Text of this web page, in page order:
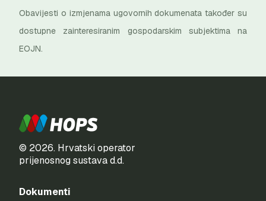
Obavijesti o izmjenama ugovornih dokumenata također su
dostupne zainteresiranim gospodarskim subjektima na
EOJN.
© 2026. Hrvatski operator
prijenosnog sustava d.d.
Dokumenti